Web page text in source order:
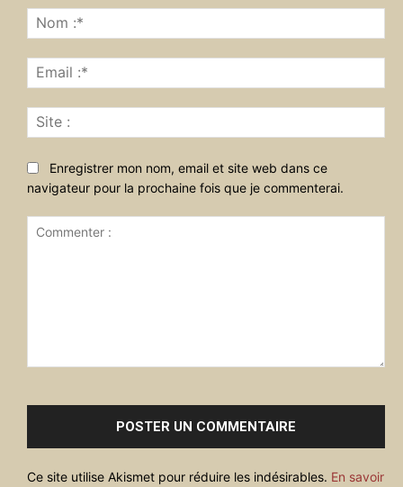
:*
:*
:
Enregistrer mon nom, email et site web dans ce
navigateur pour la prochaine fois que je commenterai.
Ce site utilise Akismet pour réduire les indésirables. En savoir